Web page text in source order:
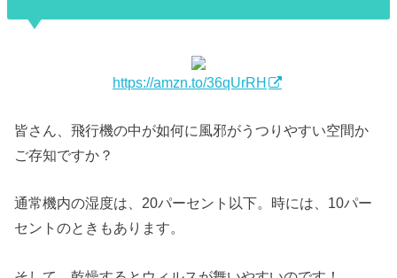
https://amzn.to/36qUrRH
皆さん、飛行機の中が如何に風邪がうつりやすい空間か
ご存知ですか？
通常機内の湿度は、20パーセント以下。時には、10パー
セントのときもあります。